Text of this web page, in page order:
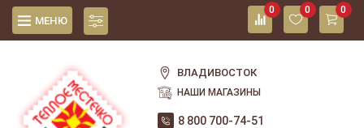
МЕНЮ
0 0 0
ВЛАДИВОСТОК
НАШИ МАГАЗИНЫ
8 800 700-74-51